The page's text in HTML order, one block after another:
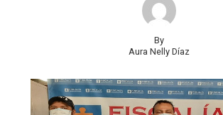
By
Aura Nelly Díaz